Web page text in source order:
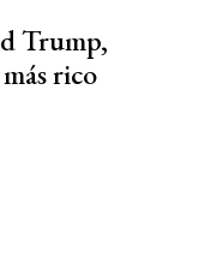
Trump,
rico